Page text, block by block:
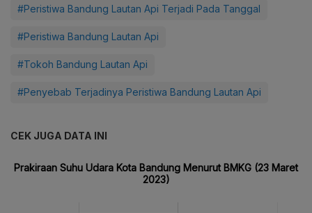
#Peristiwa Bandung Lautan Api Terjadi Pada Tanggal
#Peristiwa Bandung Lautan Api
#Tokoh Bandung Lautan Api
#Penyebab Terjadinya Peristiwa Bandung Lautan Api
CEK JUGA DATA INI